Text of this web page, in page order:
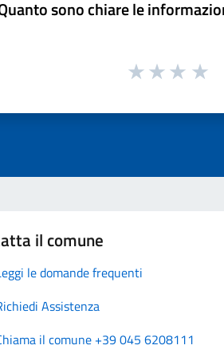
sono chiare le
il comune
le domande frequenti
Assistenza
il comune +39 045 6208111